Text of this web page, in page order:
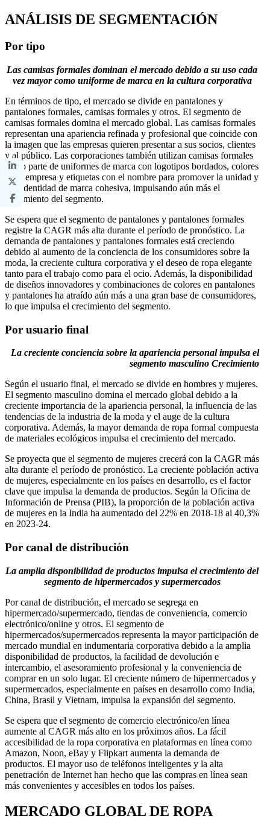
ANÁLISIS DE SEGMENTACIÓN
Por tipo
Las camisas formales dominan el mercado debido a su uso cada
vez mayor como uniforme de marca en la cultura corporativa
En términos de tipo, el mercado se divide en pantalones y
pantalones formales, camisas formales y otros. El segmento de
camisas formales domina el mercado global. Las camisas formales
representan una apariencia refinada y profesional que coincide con
la imagen que las empresas quieren presentar a sus socios, clientes
y al público. Las corporaciones también utilizan camisas formales
como parte de uniformes de marca con logotipos bordados, colores
de la empresa y etiquetas con el nombre para promover la unidad y
una identidad de marca cohesiva, impulsando aún más el
crecimiento del segmento.
Se espera que el segmento de pantalones y pantalones formales
registre la CAGR más alta durante el período de pronóstico. La
demanda de pantalones y pantalones formales está creciendo
debido al aumento de la conciencia de los consumidores sobre la
moda, la creciente cultura corporativa y el deseo de ropa elegante
tanto para el trabajo como para el ocio. Además, la disponibilidad
de diseños innovadores y combinaciones de colores en pantalones
y pantalones ha atraído aún más a una gran base de consumidores,
lo que impulsa el crecimiento del segmento.
Por usuario final
La creciente conciencia sobre la apariencia personal impulsa el
segmento masculino Crecimiento
Según el usuario final, el mercado se divide en hombres y mujeres.
El segmento masculino domina el mercado global debido a la
creciente importancia de la apariencia personal, la influencia de las
tendencias de la industria de la moda y el auge de la cultura
corporativa. Además, la mayor demanda de ropa formal compuesta
de materiales ecológicos impulsa el crecimiento del mercado.
Se proyecta que el segmento de mujeres crecerá con la CAGR más
alta durante el período de pronóstico. La creciente población activa
de mujeres, especialmente en los países en desarrollo, es el factor
clave que impulsa la demanda de productos. Según la Oficina de
Información de Prensa (PIB), la proporción de la población activa
de mujeres en la India ha aumentado del 22% en 2018-18 al 40,3%
en 2023-24.
Por canal de distribución
La amplia disponibilidad de productos impulsa el crecimiento del
segmento de hipermercados y supermercados
Por canal de distribución, el mercado se segrega en
hipermercado/supermercado, tiendas de conveniencia, comercio
electrónico/online y otros. El segmento de
hipermercados/supermercados representa la mayor participación de
mercado mundial en indumentaria corporativa debido a la amplia
disponibilidad de productos, la facilidad de devolución e
intercambio, el asesoramiento profesional y la conveniencia de
comprar en un solo lugar. El creciente número de hipermercados y
supermercados, especialmente en países en desarrollo como India,
China, Brasil y Vietnam, impulsa la expansión del segmento.
Se espera que el segmento de comercio electrónico/en línea
aumente al CAGR más alto en los próximos años. La fácil
accesibilidad de la ropa corporativa en plataformas en línea como
Amazon, Noon, eBay y Flipkart aumenta la demanda de
productos. El mayor uso de teléfonos inteligentes y la alta
penetración de Internet han hecho que las compras en línea sean
más convenientes y accesibles en todos los países.
MERCADO GLOBAL DE ROPA